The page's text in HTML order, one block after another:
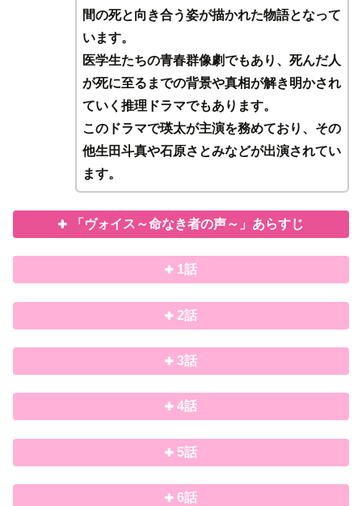
間の死と向き合う姿が描かれた物語となって
います。
医学生たちの青春群像劇でもあり、死んだ人
が死に至るまでの背景や真相が解き明かされ
ていく推理ドラマでもあります。
このドラマで瑛太が主演を務めており、その
他生田斗真や石原さとみなどが出演されてい
ます。
「ヴォイス～命なき者の声～」あらすじ
1話
2話
3話
4話
5話
6話